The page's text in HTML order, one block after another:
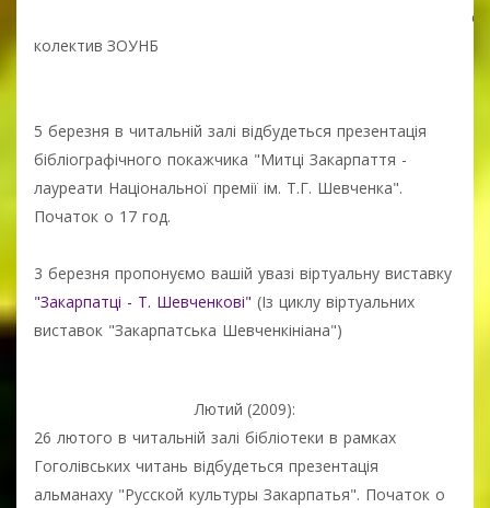
колектив ЗОУНБ
5 березня в читальній залі відбудеться презентація
бібліографічного покажчика "Митці Закарпаття -
лауреати Національної премії ім. Т.Г. Шевченка".
Початок о 17 год.
3 березня пропонуємо вашій увазі віртуальну виставку
"Закарпатці - Т. Шевченкові" (Із циклу віртуальних
виставок "Закарпатська Шевченкініана")
Лютий (2009):
26 лютого в читальній залі бібліотеки в рамках
Гоголівських читань відбудеться презентація
альманаху "Русской культуры Закарпатья". Початок о